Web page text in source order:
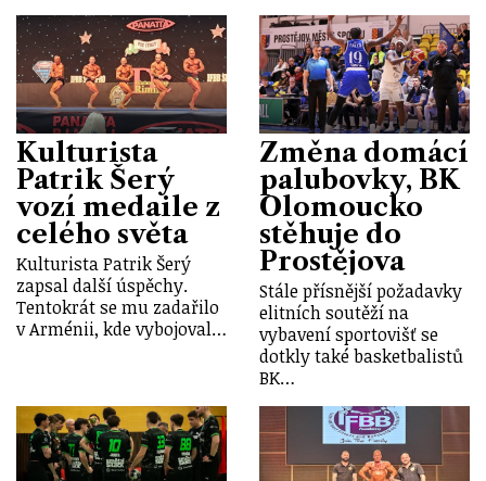
Kulturista
Patrik Šerý
vozí medaile z
celého světa
Kulturista Patrik Šerý
zapsal další úspěchy.
Tentokrát se mu zadařilo
v Arménii, kde vybojoval…
Změna domácí
palubovky, BK
Olomoucko
stěhuje do
Prostějova
Stále přísnější požadavky
elitních soutěží na
vybavení sportovišť se
dotkly také basketbalistů
BK…